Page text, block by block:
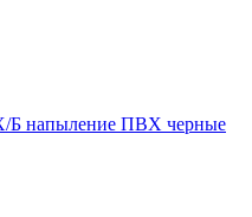
Б напыление ПВХ черные